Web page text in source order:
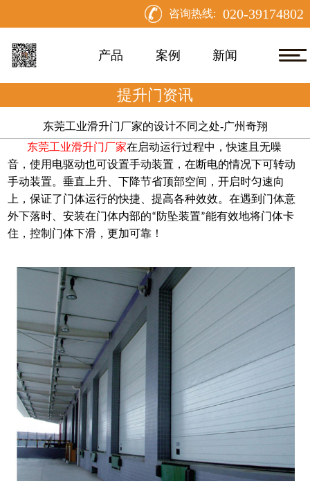
咨询热线: 020-39174802
产品 案例 新闻
提升门资讯
东莞工业滑升门厂家的设计不同之处-广州奇翔
东莞工业滑升门厂家在启动运行过程中，快速且无噪
音，使用电驱动也可设置手动装置，在断电的情况下可转动
手动装置。垂直上升、下降节省顶部空间，开启时匀速向
上，保证了门体运行的快捷、提高各种效效。在遇到门体意
外下落时、安装在门体内部的“防坠装置”能有效地将门体卡
住，控制门体下滑，更加可靠 ！